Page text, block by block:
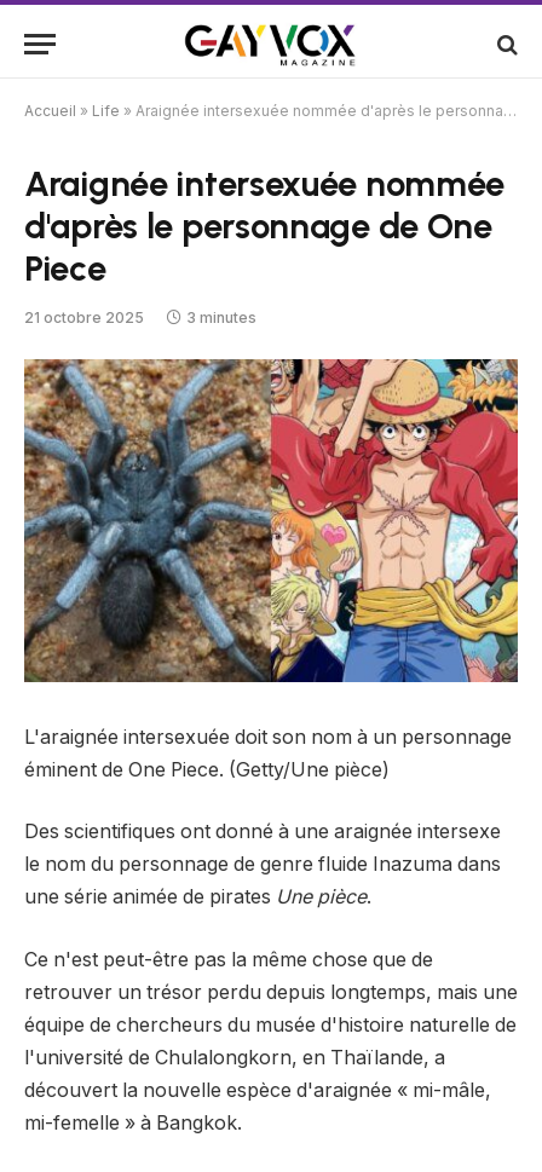
Accueil » Life » Araignée intersexuée nommée d'après le personnage de One Piece
Araignée intersexuée nommée
d'après le personnage de One
Piece
21 octobre 2025 3 minutes
L'araignée intersexuée doit son nom à un personnage
éminent de One Piece. (Getty/Une pièce)
Des scientifiques ont donné à une araignée intersexe
le nom du personnage de genre fluide Inazuma dans
une série animée de pirates Une pièce.
Ce n'est peut-être pas la même chose que de
retrouver un trésor perdu depuis longtemps, mais une
équipe de chercheurs du musée d'histoire naturelle de
l'université de Chulalongkorn, en Thaïlande, a
découvert la nouvelle espèce d'araignée « mi-mâle,
mi-femelle » à Bangkok.